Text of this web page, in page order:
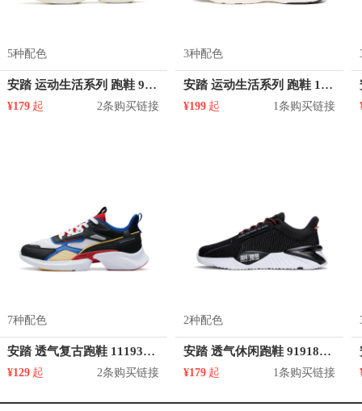
5种配色
安踏 运动生活系列 跑鞋 922125520
¥179 起 2条购买链接
3种配色
安踏 运动生活系列 跑鞋 112125545S
¥199 起 1条购买链接
7种配色
安踏 透气复古跑鞋 111935531
¥129 起 2条购买链接
2种配色
安踏 透气休闲跑鞋 91918801
¥179 起 1条购买链接